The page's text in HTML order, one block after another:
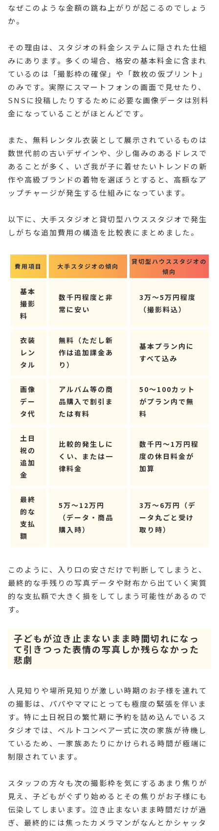
なぜこのような金額の跳ね上がりが起こるのでしょう
か。
その理由は、スタジオの料金システムに隠された仕組
みにあります。多くの場合、格安の基本料金に含まれ
ているのは「撮影枠の確保」や「数枚の仮プリント」
のみです。実際にスマートフォンの画面で見せたり、
SNSに投稿したりするために必要な画像データは別料
金になっていることがほとんどです。
また、無料レンタル衣装として展示されているものは
数世代前の古いデザインや、少し傷みのあるドレスで
あることが多く、いざ我が子に着せたいトレンドの新
作や高級ブランドの着物を選ぼうとすると、高額なア
ップチャージが発生する仕組みになっています。
以下に、大手スタジオと貸切型ハウススタジオで発生
しがちな追加費用の構造を比較表にまとめました。
費用項目 大手スタジオの傾向
貸切型ハウススタジオの
傾向
基本
撮影
料
数千円程度と非
常に安い
3万〜5万円程度
（撮影料込）
衣装
レン
タル
無料（ただし新
作は追加課金あ
り）
基本プラン内に
すべて込み
画像
デー
タ代
アルバム等の商
品購入で割引ま
たは有料
50〜100カット
がプラン内で無
料
土日
祝の
追加
金
比較的発生しに
くい、または一
律料金
数千円〜1万円程
度の休日料金が
加算
最終
的な
支払
額
5万〜12万円
（データ・商品
購入時）
3万〜6万円（デ
ータ丸ごと受け
取り時）
このように、入り口の安さだけで判断してしまうと、
最終的な手残りの写真データや財布から出ていく実質
的な支払額で大きく損をしてしまう可能性があるので
す。
子どもが泣き止まないまま時間切れになっ
て引きつった表情の写真しか残らなかった
悲劇
人見知りや場所見知りが激しい時期のお子様を連れて
の撮影は、パパやママにとっても極度の緊張を伴いま
す。特に土日祝日の繁忙期に予約を詰め込んでいるス
タジオでは、ベルトコンベアー式に次の家族が待機し
ているため、一家族あたりにかけられる時間が極端に
制限されています。
スタッフの方々も次の撮影枠を気にするあまり焦りが
見え、子どもがぐずり始めるとその焦りがお子様にも
伝染してしまいます。泣き止まないまま時間だけが過
ぎ、最終的には焦ったカメラマンがなんとかシャッタ